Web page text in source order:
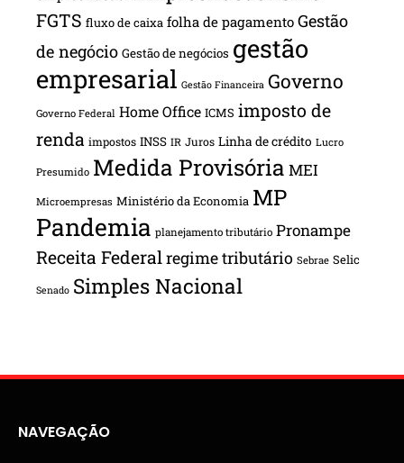
FGTS fluxo de caixa folha de pagamento Gestão
de negócio Gestão de negócios gestão
empresarial Gestão Financeira Governo
Governo Federal Home Office ICMS imposto de
renda impostos INSS IR Juros Linha de crédito Lucro
Presumido Medida Provisória MEI
Microempresas Ministério da Economia MP
Pandemia planejamento tributário Pronampe
Receita Federalregime tributário Sebrae Selic
Senado Simples Nacional
NAVEGAÇÃO